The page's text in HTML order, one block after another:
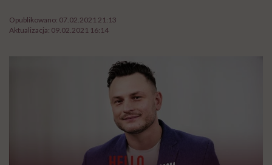
Opublikowano: 07.02.2021 21:13
Aktualizacja: 09.02.2021 16:14